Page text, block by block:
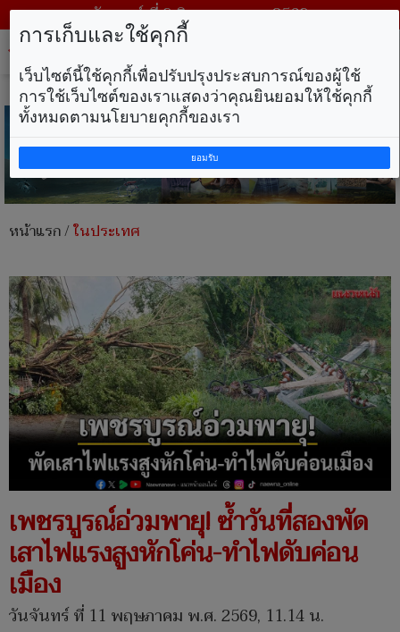
วันเสาร์ ที่ 8 สิงหาคม พ.ศ. 2569
หน้าแรก/ในประเทศ
เพชรบูรณ์อ่วมพายุ! ซ้ำวันที่สองพัด
เสาไฟแรงสูงหักโค่น-ทำไฟดับค่อน
เมือง
วันจันทร์ ที่ 11 พฤษภาคม พ.ศ. 2569, 11.14 น.
การเก็บและใช้คุกกี้
เว็บไซต์นี้ใช้คุกกี้เพื่อปรับปรุงประสบการณ์ของผู้ใช้
การใช้เว็บไซต์ของเราแสดงว่าคุณยินยอมให้ใช้คุกกี้
ทั้งหมดตามนโยบายคุกกี้ของเรา
ยอมรับ